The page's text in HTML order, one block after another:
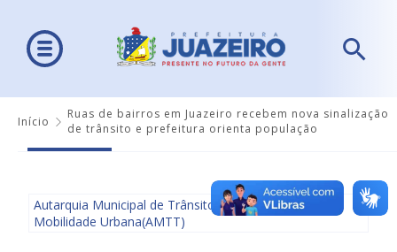
Início
Ruas de bairros em Juazeiro recebem nova sinalização
de trânsito e prefeitura orienta população
Autarquia Municipal de Trânsito e Transporte e
Mobilidade Urbana(AMTT)